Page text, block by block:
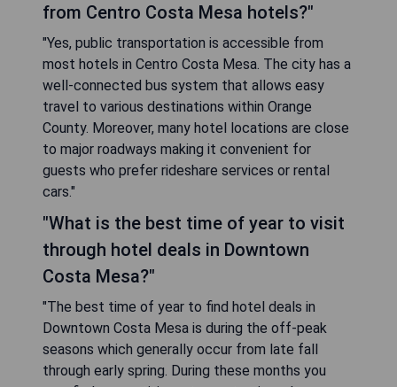
from Centro Costa Mesa hotels?"
"Yes, public transportation is accessible from
most hotels in Centro Costa Mesa. The city has a
well-connected bus system that allows easy
travel to various destinations within Orange
County. Moreover, many hotel locations are close
to major roadways making it convenient for
guests who prefer rideshare services or rental
cars."
"What is the best time of year to visit
through hotel deals in Downtown
Costa Mesa?"
"The best time of year to find hotel deals in
Downtown Costa Mesa is during the off-peak
seasons which generally occur from late fall
through early spring. During these months you